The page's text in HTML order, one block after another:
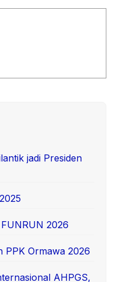
jadi Presiden
2026
PPK Ormawa 2026
AHPGS,